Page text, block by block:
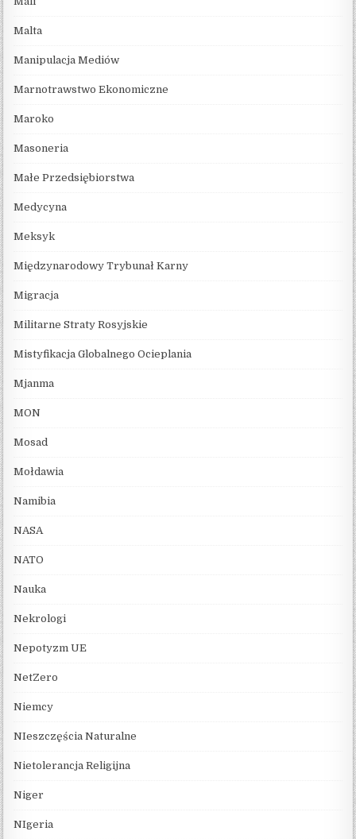
Malta
Manipulacja Mediów
Marnotrawstwo Ekonomiczne
Maroko
Masoneria
Małe Przedsiębiorstwa
Medycyna
Meksyk
Międzynarodowy Trybunał Karny
Migracja
Militarne Straty Rosyjskie
Mistyfikacja Globalnego Ocieplania
Mjanma
MON
Mosad
Mołdawia
Namibia
NASA
NATO
Nauka
Nekrologi
Nepotyzm UE
NetZero
Niemcy
NIeszczęścia Naturalne
Nietolerancja Religijna
Niger
NIgeria